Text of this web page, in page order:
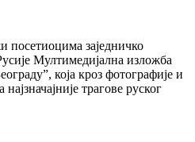
посетиоцима заједничко
Мултимедијална изложба
која кроз фотографије и
трагове руског